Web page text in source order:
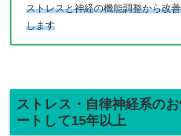
ストレスと神経の機能調整から改
します
ストレス・自律神経系の
ートして15年以上